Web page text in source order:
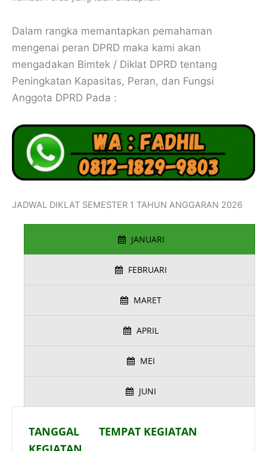
Dalam rangka memantapkan pemahaman
mengenai peran DPRD maka kami akan
mengadakan Bimtek / Diklat DPRD tentang
Peningkatan Kapasitas, Peran, dan Fungsi
Anggota DPRD Pada :
JADWAL DIKLAT SEMESTER 1 TAHUN ANGGARAN 2026
JANUARI
FEBRUARI
MARET
APRIL
MEI
JUNI
TANGGAL
TEMPAT KEGIATAN